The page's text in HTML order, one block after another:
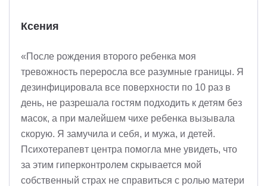
Ксения
«После рождения второго ребенка моя
тревожность переросла все разумные границы. Я
дезинфицировала все поверхности по 10 раз в
день, не разрешала гостям подходить к детям без
масок, а при малейшем чихе ребенка вызывала
скорую. Я замучила и себя, и мужа, и детей.
Психотерапевт центра помогла мне увидеть, что
за этим гиперконтролем скрывается мой
собственный страх не справиться с ролью матери